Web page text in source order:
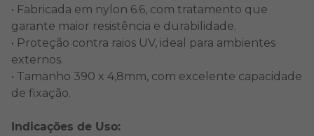
• Fabricada em nylon 6.6, com tratamento que
garante maior resistência e durabilidade.
• Proteção contra raios UV, ideal para ambientes
externos.
• Tamanho 390 x 4,8mm, com excelente capacidade
de fixação.
Indicações de Uso: